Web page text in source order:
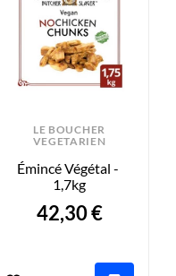
LE BOUCHER
VEGETARIEN
Émincé Végétal -
1,7kg
42,30 €